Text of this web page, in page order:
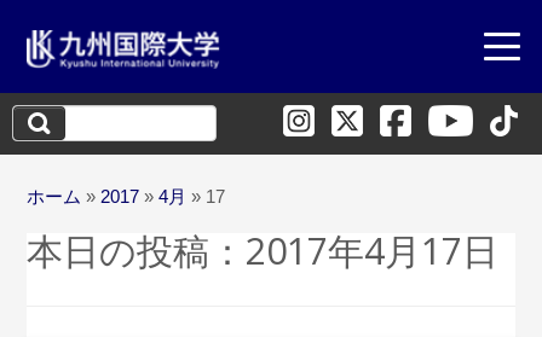
検
索:
ホーム » 2017 » 4月 » 17
本日の投稿： 2017年4月17日